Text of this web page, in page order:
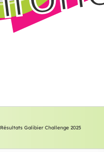
Résultats Galibier Challenge 2025